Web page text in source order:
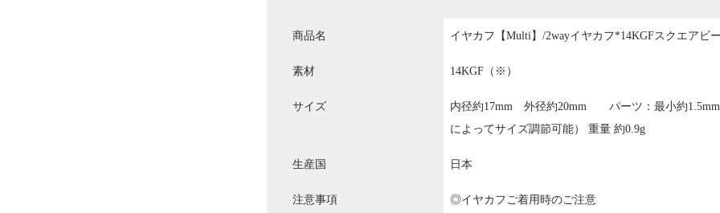
商品名 イヤカフ【Multi】/2wayイヤカフ*14KGFスクエアビ
素材 14KGF（※）
サイズ
内径約17mm 外径約20mm パーツ：最小約
によってサイズ調節可能） 重量 約0.9g
生産国 日本
注意事項 ◎イヤカフご着用時のご注意